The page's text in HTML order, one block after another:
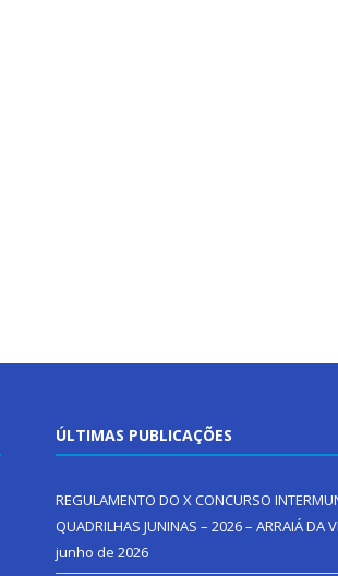
ÚLTIMAS PUBLICAÇÕES
REGULAMENTO DO X CONCURSO
QUADRILHAS JUNINAS – 2026 – ARRAIÁ DA
junho de 2026